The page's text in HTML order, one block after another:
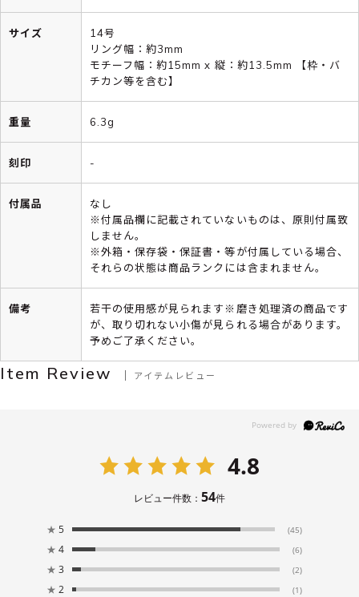
サイズ
14号
リング幅：約3mm
モチーフ幅：約15mm x 縦：約13.5mm 【枠・バ
チカン等を含む】
重量 6.3g
刻印 -
付属品
なし
※付属品欄に記載されていないものは、原則付属致
しません。
※外箱・保存袋・保証書・等が付属している場合、
それらの状態は商品ランクには含まれません。
備考
若干の使用感が見られます※磨き処理済の商品です
が、取り切れない小傷が見られる場合があります。
予めご了承ください。
Item Review アイテムレビュー
4.8
レビュー件数： 54件
★ 5 (45)
★ 4 (6)
★ 3 (2)
★ 2 (1)